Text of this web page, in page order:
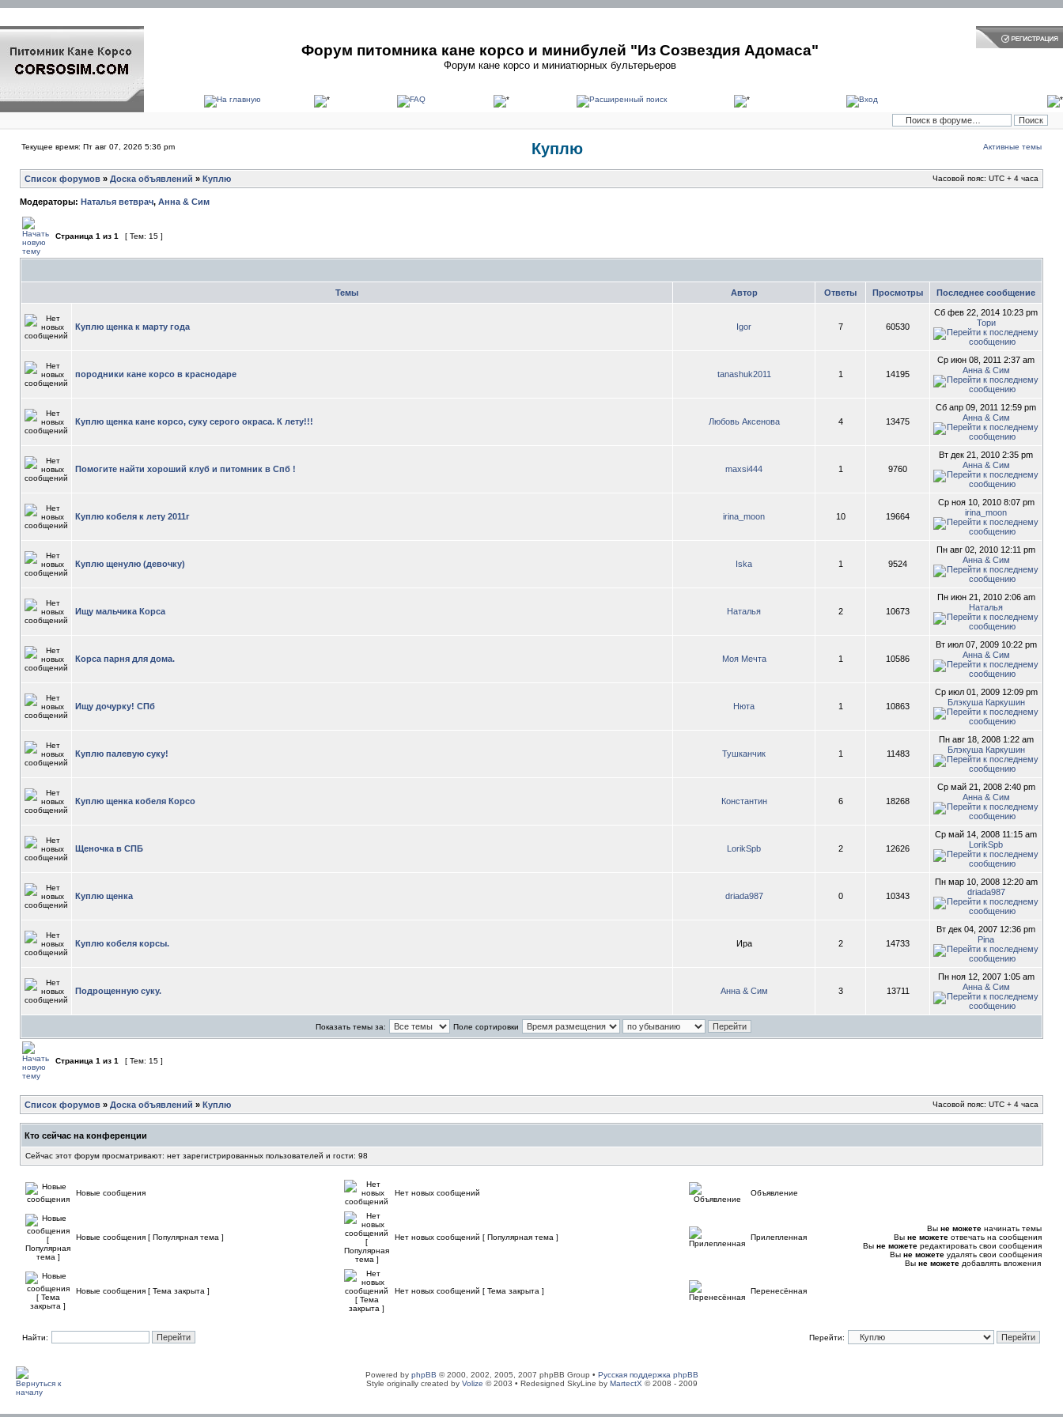
Форум питомника кане корсо и минибулей "Из Созвездия Адомаса"
Форум кане корсо и миниатюрных бультерьеров
Текущее время: Пт авг 07, 2026 5:36 pm Куплю Активные темы
Список форумов » Доска объявлений » Куплю Часовой пояс: UTC + 4 часа
Модераторы: Наталья ветврач, Анна & Сим
Страница 1 из 1 [ Тем: 15 ]
Темы Автор Ответы Просмотры Последнее сообщение
Куплю щенка к марту года Igor 7 60530
Сб фев 22, 2014 10:23 pm
Тори
породники кане корсо в краснодаре tanashuk2011 1 14195
Ср июн 08, 2011 2:37 am
Анна & Сим
Куплю щенка кане корсо, суку серого окраса. К лету!!! Любовь Аксенова 4 13475
Сб апр 09, 2011 12:59 pm
Анна & Сим
Помогите найти хороший клуб и питомник в Спб ! maxsi444 1 9760
Вт дек 21, 2010 2:35 pm
Анна & Сим
Куплю кобеля к лету 2011г irina_moon 10 19664
Ср ноя 10, 2010 8:07 pm
irina_moon
Куплю щенулю (девочку) Iska 1 9524
Пн авг 02, 2010 12:11 pm
Анна & Сим
Ищу мальчика Корса Наталья 2 10673
Пн июн 21, 2010 2:06 am
Наталья
Корса парня для дома. Моя Мечта 1 10586
Вт июл 07, 2009 10:22 pm
Анна & Сим
Ищу дочурку! СПб Нюта 1 10863
Ср июл 01, 2009 12:09 pm
Блэкуша Каркушин
Куплю палевую суку! Тушканчик 1 11483
Пн авг 18, 2008 1:22 am
Блэкуша Каркушин
Куплю щенка кобеля Корсо Константин 6 18268
Ср май 21, 2008 2:40 pm
Анна & Сим
Щеночка в СПБ LorikSpb 2 12626
Ср май 14, 2008 11:15 am
LorikSpb
Куплю щенка driada987 0 10343
Пн мар 10, 2008 12:20 am
driada987
Куплю кобеля корсы. Ира 2 14733
Вт дек 04, 2007 12:36 pm
Pina
Подрощенную суку. Анна & Сим 3 13711
Пн ноя 12, 2007 1:05 am
Анна & Сим
Показать темы за: Поле сортировки
Страница 1 из 1 [ Тем: 15 ]
Список форумов » Доска объявлений » Куплю Часовой пояс: UTC + 4 часа
Кто сейчас на конференции
Сейчас этот форум просматривают: нет зарегистрированных пользователей и гости: 98
Новые сообщения Нет новых сообщений Объявление
Новые сообщения [ Популярная тема ] Нет новых сообщений [ Популярная тема ] Прилепленная
Новые сообщения [ Тема закрыта ] Нет новых сообщений [ Тема закрыта ] Перенесённая
Вы не можете начинать темы
Вы не можете отвечать на сообщения
Вы не можете редактировать свои сообщения
Вы не можете удалять свои сообщения
Вы не можете добавлять вложения
Найти: Перейти:
Powered by phpBB © 2000, 2002, 2005, 2007 phpBB Group • Русская поддержка phpBB
Style originally created by Volize © 2003 • Redesigned SkyLine by MartectX © 2008 - 2009